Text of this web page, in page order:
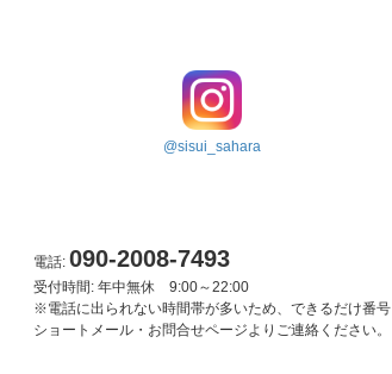
@sisui_sahara
電話: 090-2008-7493
受付時間: 年中無休 9:00～22:00
※電話に出られない時間帯が多いため、できるだけ番号
ショートメール・お問合せページよりご連絡ください。